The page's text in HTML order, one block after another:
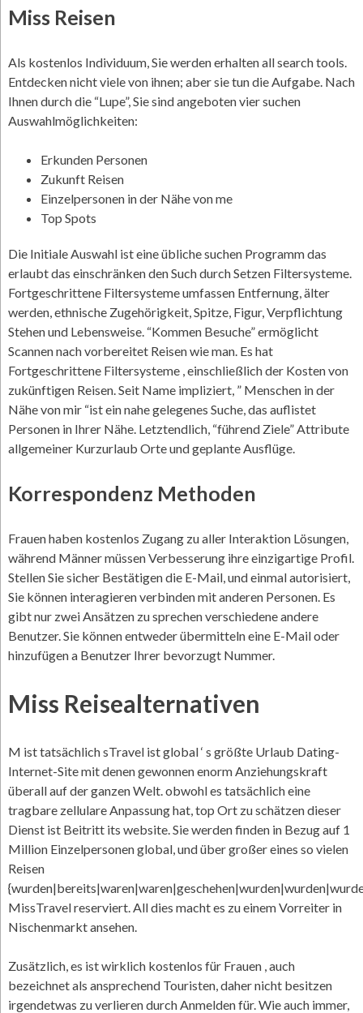
Miss Reisen
Als kostenlos Individuum, Sie werden erhalten all search tools.
Entdecken nicht viele von ihnen; aber sie tun die Aufgabe. Nach
Ihnen durch die “Lupe”, Sie sind angeboten vier suchen
Auswahlmöglichkeiten:
Erkunden Personen
Zukunft Reisen
Einzelpersonen in der Nähe von me
Top Spots
Die Initiale Auswahl ist eine übliche suchen Programm das
erlaubt das einschränken den Such durch Setzen Filtersysteme.
Fortgeschrittene Filtersysteme umfassen Entfernung, älter
werden, ethnische Zugehörigkeit, Spitze, Figur, Verpflichtung
Stehen und Lebensweise. “Kommen Besuche” ermöglicht
Scannen nach vorbereitet Reisen wie man. Es hat
Fortgeschrittene Filtersysteme , einschließlich der Kosten von
zukünftigen Reisen. Seit Name impliziert, ” Menschen in der
Nähe von mir “ist ein nahe gelegenes Suche, das auflistet
Personen in Ihrer Nähe. Letztendlich, “führend Ziele” Attribute
allgemeiner Kurzurlaub Orte und geplante Ausflüge.
Korrespondenz Methoden
Frauen haben kostenlos Zugang zu aller Interaktion Lösungen,
während Männer müssen Verbesserung ihre einzigartige Profil.
Stellen Sie sicher Bestätigen die E-Mail, und einmal autorisiert,
Sie können interagieren verbinden mit anderen Personen. Es
gibt nur zwei Ansätzen zu sprechen verschiedene andere
Benutzer. Sie können entweder übermitteln eine E-Mail oder
hinzufügen a Benutzer Ihrer bevorzugt Nummer.
Miss Reisealternativen
M ist tatsächlich sTravel ist global ‘ s größte Urlaub Dating-
Internet-Site mit denen gewonnen enorm Anziehungskraft
überall auf der ganzen Welt. obwohl es tatsächlich eine
tragbare zellulare Anpassung hat, top Ort zu schätzen dieser
Dienst ist Beitritt its website. Sie werden finden in Bezug auf 1
Million Einzelpersonen global, und über großer eines so vielen
Reisen
MissTravel reserviert. All dies macht es zu einem Vorreiter in
Nischenmarkt ansehen.
Zusätzlich, es ist wirklich kostenlos für Frauen , auch
bezeichnet als ansprechend Touristen, daher nicht besitzen
irgendetwas zu verlieren durch Anmelden für. Wie auch immer,